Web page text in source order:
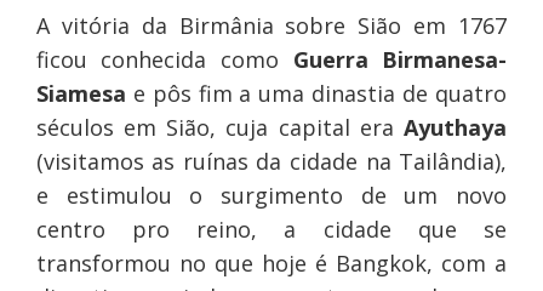
A vitória da Birmânia sobre Sião em 1767
ficou conhecida como Guerra Birmanesa-
Siamesa e pôs fim a uma dinastia de quatro
séculos em Sião, cuja capital eraAyuthaya
(visitamos as ruínas da cidade na Tailândia),
e estimulou o surgimento de um novo
centro pro reino, a cidade que se
transformou no que hoje é Bangkok, com a